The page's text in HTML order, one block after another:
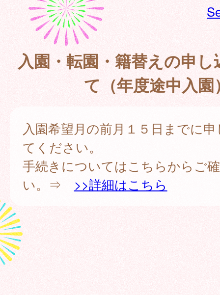
入園・転園・籍替えの申
て（年度途中入園
入園希望月の前月１５日までに
てください。
手続きについてはこちらからご
い。⇒ >>詳細はこちら